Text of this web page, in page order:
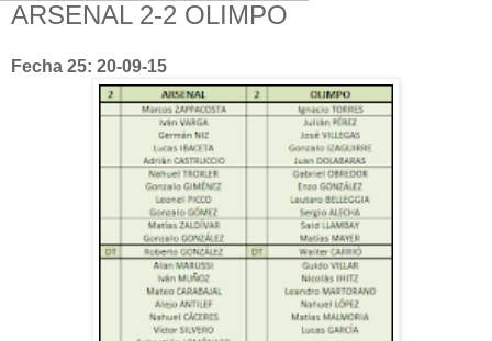
ARSENAL 2-2 OLIMPO
Fecha 25: 20-09-15